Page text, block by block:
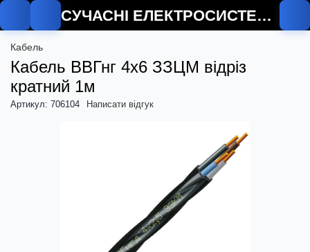
СУЧАСНІ ЕЛЕКТРОСИСТЕМИ
Кабель
Кабель ВВГнг 4х6 ЗЗЦМ відріз
кратний 1м
Артикул: 706104 Написати відгук